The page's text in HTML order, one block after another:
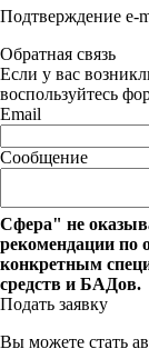
Подтверждение e-
Обратная связь
Если у вас
воспользуйтесь
Email
Сообщение
Сфера" не
рекомендации по
конкретным
средств и БАДов.
Подать заявку
Вы можете стать